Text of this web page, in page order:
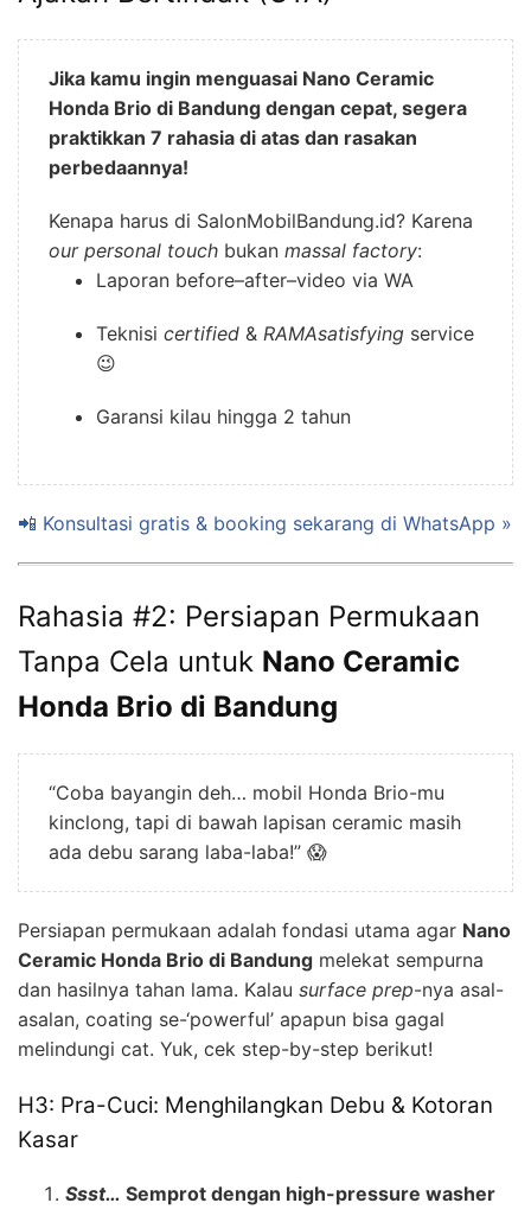
Jika kamu ingin menguasai Nano Ceramic
Honda Brio di Bandung dengan cepat, segera
praktikkan 7 rahasia di atas dan rasakan
perbedaannya!
Kenapa harus di SalonMobilBandung.id? Karena
our personal touch bukan massal factory:
Laporan before–after–video via WA
Teknisi certified & RAMAsatisfying service
😉
Garansi kilau hingga 2 tahun
📲 Konsultasi gratis & booking sekarang di WhatsApp »
Rahasia #2: Persiapan Permukaan
Tanpa Cela untuk Nano Ceramic
Honda Brio di Bandung
“Coba bayangin deh… mobil Honda Brio-mu
kinclong, tapi di bawah lapisan ceramic masih
ada debu sarang laba-laba!” 😱
Persiapan permukaan adalah fondasi utama agar Nano
Ceramic Honda Brio di Bandung melekat sempurna
dan hasilnya tahan lama. Kalau surface prep-nya asal-
asalan, coating se-‘powerful’ apapun bisa gagal
melindungi cat. Yuk, cek step-by-step berikut!
H3: Pra-Cuci: Menghilangkan Debu & Kotoran
Kasar
Ssst… Semprot dengan high-pressure washer